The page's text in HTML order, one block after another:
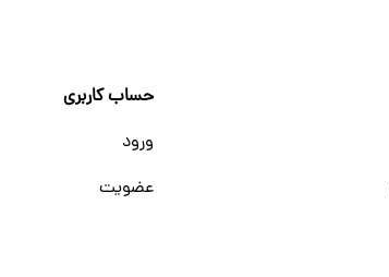
حساب کاربری
ورود
عضویت